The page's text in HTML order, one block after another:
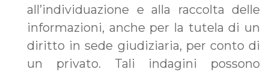
all’individuazione e alla raccolta delle
informazioni, anche per la tutela di un
diritto in sede giudiziaria, per conto di
un privato. Tali indagini possono